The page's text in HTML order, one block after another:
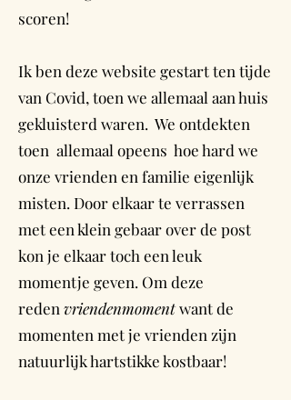
scoren!
Ik ben deze website gestart ten tijde
van Covid, toen we allemaal aan huis
gekluisterd waren. We ontdekten
toen allemaal opeens hoe hard we
onze vrienden en familie eigenlijk
misten. Door elkaar te verrassen
met een klein gebaar over de post
kon je elkaar toch een leuk
momentje geven. Om deze
reden vriendenmomentwant de
momenten met je vrienden zijn
natuurlijk hartstikke kostbaar!